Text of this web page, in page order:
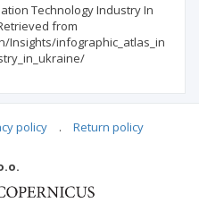
Technology Industry In
from
infographic_atlas_in
policy . Return policy